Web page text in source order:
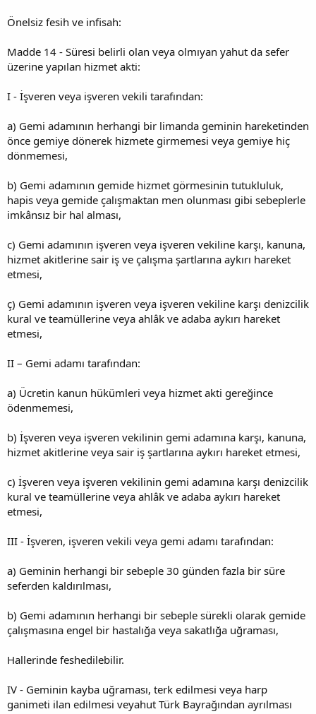
Önelsiz fesih ve infisah:
Madde 14 - Süresi belirli olan veya olmıyan yahut da sefer
üzerine yapılan hizmet akti:
I - İşveren veya işveren vekili tarafından:
a) Gemi adamının herhangi bir limanda geminin hareketinden
önce gemiye dönerek hizmete girmemesi veya gemiye hiç
dönmemesi,
b) Gemi adamının gemide hizmet görmesinin tutukluluk,
hapis veya gemide çalışmaktan men olunması gibi sebeplerle
imkânsız bir hal alması,
c) Gemi adamının işveren veya işveren vekiline karşı, kanuna,
hizmet akitlerine sair iş ve çalışma şartlarına aykırı hareket
etmesi,
ç) Gemi adamının işveren veya işveren vekiline karşı denizcilik
kural ve teamüllerine veya ahlâk ve adaba aykırı hareket
etmesi,
II – Gemi adamı tarafından:
a) Ücretin kanun hükümleri veya hizmet akti gereğince
ödenmemesi,
b) İşveren veya işveren vekilinin gemi adamına karşı, kanuna,
hizmet akitlerine veya sair iş şartlarına aykırı hareket etmesi,
c) İşveren veya işveren vekilinin gemi adamına karşı denizcilik
kural ve teamüllerine veya ahlâk ve adaba aykırı hareket
etmesi,
III - İşveren, işveren vekili veya gemi adamı tarafından:
a) Geminin herhangi bir sebeple 30 günden fazla bir süre
seferden kaldırılması,
b) Gemi adamının herhangi bir sebeple sürekli olarak gemide
çalışmasına engel bir hastalığa veya sakatlığa uğraması,
Hallerinde feshedilebilir.
IV - Geminin kayba uğraması, terk edilmesi veya harp
ganimeti ilan edilmesi veyahut Türk Bayrağından ayrılması